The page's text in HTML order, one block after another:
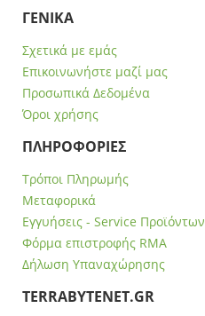
ΓΕΝΙΚΑ
Σχετικά με εμάς
Επικοινωνήστε μαζί μας
Προσωπικά Δεδομένα
Όροι χρήσης
ΠΛΗΡΟΦΟΡΙΕΣ
Τρόποι Πληρωμής
Μεταφορικά
Εγγυήσεις - Service Προϊόντων
Φόρμα επιστροφής RMA
Δήλωση Υπαναχώρησης
ΤERRABYTENET.GR